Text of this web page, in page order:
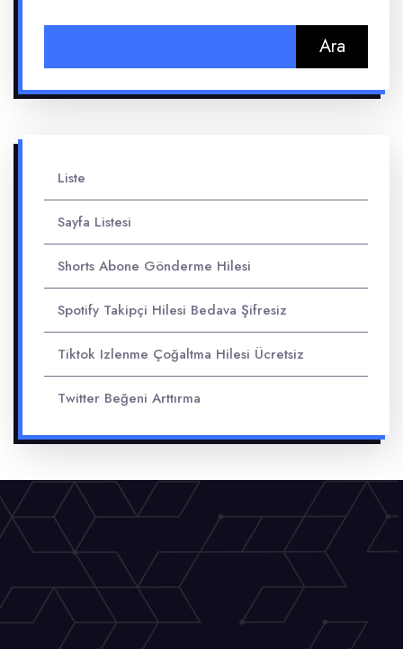
Liste
Sayfa Listesi
Shorts Abone Gönderme Hilesi
Spotify Takipçi Hilesi Bedava Şifresiz
Tiktok Izlenme Çoğaltma Hilesi Ücretsiz
Twitter Beğeni Arttırma